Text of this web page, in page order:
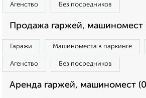
Агенство Без посредников
Продажа гаржей, машиномест
Гаражи Машиноместа в паркинге
Агенство Без посредников
Аренда гаржей, машиномест